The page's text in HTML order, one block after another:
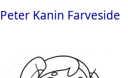
Peter Kanin Farveside